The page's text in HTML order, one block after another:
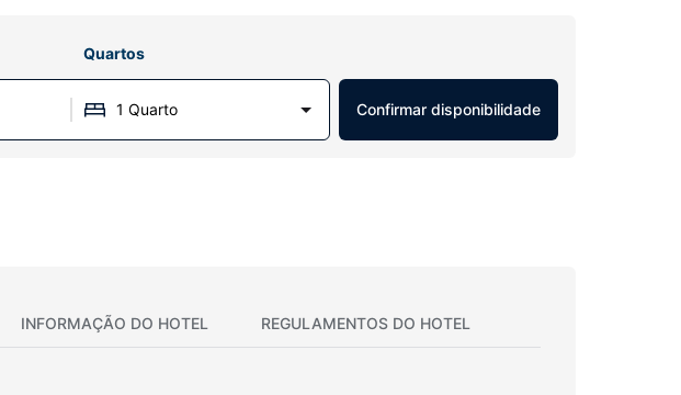
Quartos
1 Quarto Confirmar disponibilidade
INFORMAÇÃO DO HOTEL REGULAMENTOS DO HOTEL